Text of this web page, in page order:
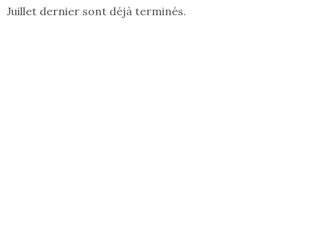
Juillet dernier sont déjà terminés.